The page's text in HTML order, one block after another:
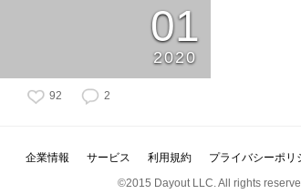
01
2020
92 2
企業情報 サービス 利用規約 プライバシーポリ
©2015 Dayout LLC. All rights